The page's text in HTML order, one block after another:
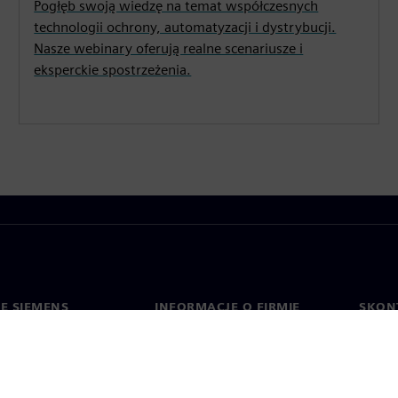
Pogłęb swoją wiedzę na temat współczesnych
technologii ochrony, automatyzacji i dystrybucji.
Nasze webinary oferują realne scenariusze i
eksperckie spostrzeżenia.
SIEMENS INFORMACJE O FIRMIE